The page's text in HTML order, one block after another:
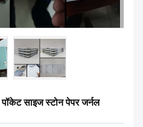
साइज स्टोन पेपर जर्नल